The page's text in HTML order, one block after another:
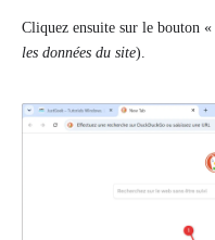
Cliquez ensuite sur le bouton «
les données du site).